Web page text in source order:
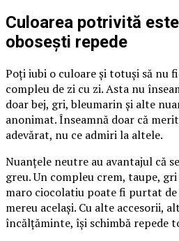
Culoarea potrivită
obosești repede
Poți iubi o culoare și totuși să nu
compleu de zi cu zi. Asta nu
doar bej, gri, bleumarin și alte
anonimat. Înseamnă doar că
adevărat, nu ce admiri la altele.
Nuanțele neutre au avantajul că
greu. Un compleu crem, taupe,
maro ciocolatiu poate fi purtat
mereu același. Cu alte accesorii,
încălțăminte, își schimbă repede